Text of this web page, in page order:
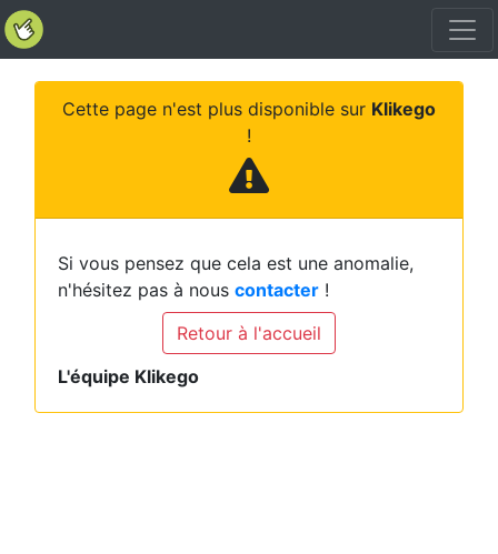
Cette page n'est plus disponible sur Klikego
!
Si vous pensez que cela est une anomalie,
n'hésitez pas à nous contacter !
Retour à l'accueil
L'équipe Klikego